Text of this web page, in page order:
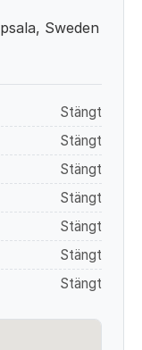
Sweden
Stängt
Stängt
Stängt
Stängt
Stängt
Stängt
Stängt